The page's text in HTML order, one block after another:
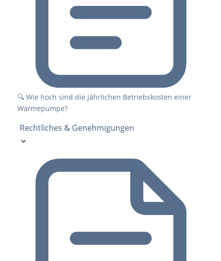
🔍 Wie hoch sind die jährlichen Betriebskosten einer
Wärmepumpe?
Rechtliches & Genehmigungen